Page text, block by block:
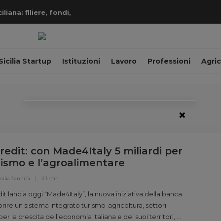
filiere, fondi,
Startup Istituzioni Lavoro Professioni
con Made4Italy 5 miliardi per
e l’agroalimentare
7 anni fa 3 min
lancia oggi “Made4Italy”, la nuova iniziativa della banca
un sistema integrato turismo-agricoltura, settori-
la crescita dell’economia italiana e dei suoi territori, e
×